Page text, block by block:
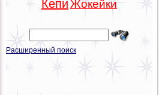
Кепи Жокейки
Расширенный поиск